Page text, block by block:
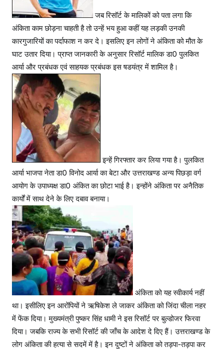
जब रिसॉर्ट के मालिकों को पता लगा कि
अंकिता काम छोड़ना चाहती है तो उन्हें भय हुआ कहीं यह लड़की उनकी
कारगुजारियों का पर्दाफाश न कर दे। इसलिए इन लोगों ने अंकिता को मौत के
घाट उतार दिया। प्राप्त जानकारी के अनुसार रिसॉर्ट मालिक डा0 पुलकित
आर्या और प्रबंधक एवं साहयक प्रबंधक इस षडयंत्र में शामिल है।
इन्हें गिरफ्तार कर लिया गया है। पुलकित
आर्या भाजपा नेता डा0 विनोद आर्या का बेटा और उत्तराखण्ड अन्य पिछड़ा वर्ग
आयोग के उपाध्यक्ष डा0 अंकित का छोटा भाई है। इन्होंने अंकिता पर अनैतिक
कार्यों में साथ देने के लिए दबाव बनाया।
अंकिता को यह स्वीकार्य नहीं
था। इसीलिए इन आरोंपियों ने ऋषिकेश ले जाकर अंकिता को जिंदा चीला नहर
में फेंक दिया। मुख्यमंत्री पुष्कर सिंह धामी ने इस रिसॉर्ट पर बुल्डोजर फिरवा
दिया। जबकि राज्य के सभी रिसॉर्ट की जाँच के आदेश दे दिए हैं। उत्तराखण्ड के
लोग अंकिता की हत्या से सदमें में है। इन दुष्टों ने अंकिता को तड़पा-तड़पा कर